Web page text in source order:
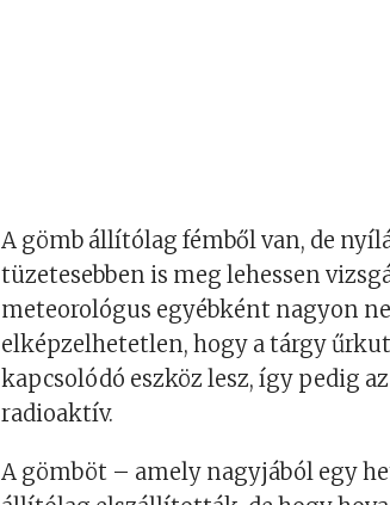
A gömb állítólag fémből van, de
tüzetesebben is meg lehessen
meteorológus egyébként nagyon
elképzelhetetlen, hogy a tárgy
kapcsolódó eszköz lesz, így pedig
radioaktív.
A gömböt – amely nagyjából egy